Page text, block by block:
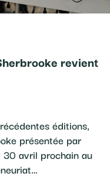
revient
éditions,
présentée par
avril prochain au